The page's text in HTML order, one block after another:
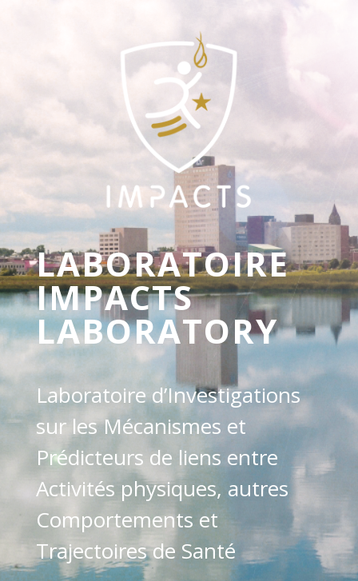
LABORATOIRE
IMPACTS
LABORATORY
Laboratoire d’Investigations
sur les Mécanismes et
Prédicteurs de liens entre
Activités physiques, autres
Comportements et
Trajectoires de Santé